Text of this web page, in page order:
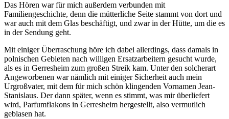
Das Hören war für mich außerdem verbunden mit
Familiengeschichte, denn die mütterliche Seite stammt von dort und
war auch mit dem Glas beschäftigt, und zwar in der Hütte, um die es
in der Sendung geht.
Mit einiger Überraschung höre ich dabei allerdings, dass damals in
polnischen Gebieten nach willigen Ersatzarbeitern gesucht wurde,
als es in Gerresheim zum großen Streik kam. Unter den solcherart
Angeworbenen war nämlich mit einiger Sicherheit auch mein
Urgroßvater, mit dem für mich schön klingenden Vornamen Jean-
Stanislaus. Der dann später, wenn es stimmt, was mir überliefert
wird, Parfumflakons in Gerresheim hergestellt, also vermutlich
geblasen hat.